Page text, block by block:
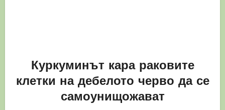
Куркуминът кара раковите
клетки на дебелото черво да се
самоунищожават